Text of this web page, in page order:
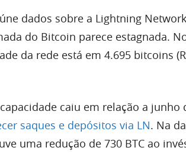
dados sobre a Lightning
do Bitcoin parece estagnada.
da rede está em 4.695 bitcoins
caiu em relação a junho
saques e depósitos via LN. Na
uma redução de 730 BTC ao